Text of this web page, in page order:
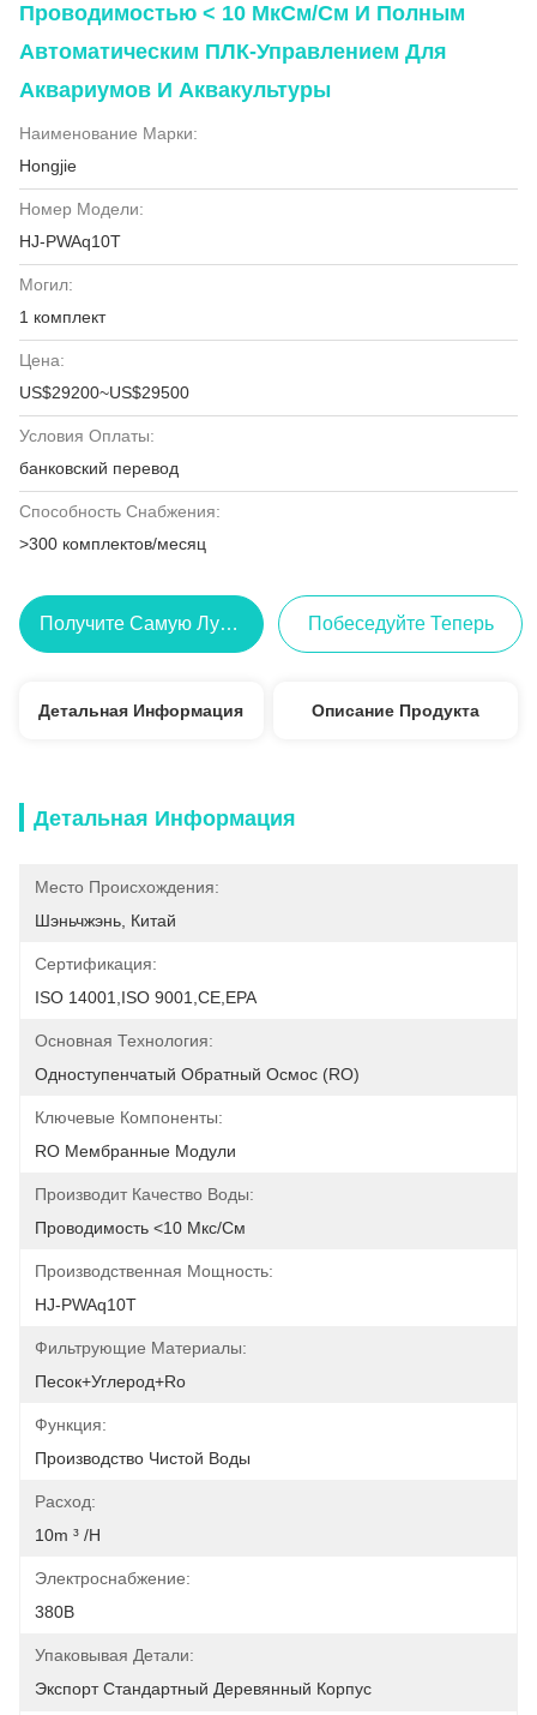
Проводимостью < 10 МкСм/см И Полным
Автоматическим ПЛК-Управлением Для
Аквариумов И Аквакультуры
Наименование Марки:
Hongjie
Номер Модели:
HJ-PWAq10T
Могил:
1 комплект
Цена:
US$29200~US$29500
Условия Оплаты:
банковский перевод
Способность Снабжения:
>300 комплектов/месяц
Получите Самую Лучшую Цену Побеседуйте Теперь
Детальная Информация Описание Продукта
Детальная Информация
Место Происхождения:
Шэньчжэнь, Китай
Сертификация:
ISO 14001,ISO 9001,CE,EPA
Основная Технология:
Одноступенчатый Обратный Осмос (RO)
Ключевые Компоненты:
RO Мембранные Модули
Производит Качество Воды:
Проводимость <10 Мкс/см
Производственная Мощность:
HJ-PWAq10T
Фильтрующие Материалы:
Песок+углерод+ro
Функция:
Производство Чистой Воды
Расход:
10m ³ /h
Электроснабжение:
380В
Упаковывая Детали:
Экспорт Стандартный Деревянный Корпус